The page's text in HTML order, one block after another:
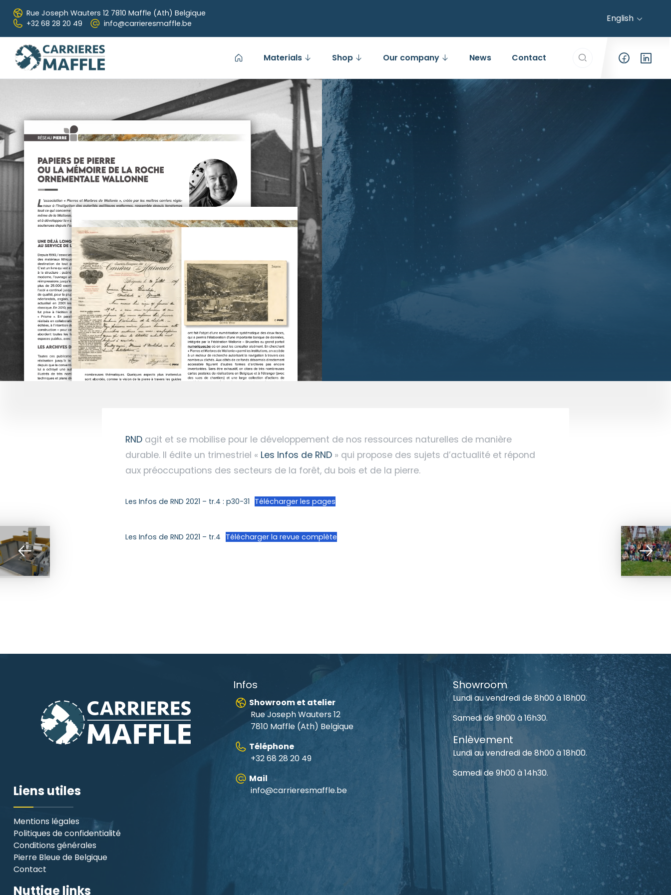
Skip to main content
Rue Joseph Wauters 12 7810 Maffle (Ath) Belgique
+32 68 28 20 49
info@carrieresmaffle.be English
Materials Shop Our company News Contact Search everything...
RNDagit et se mobilise pour le développement de nos ressources naturelles de manière
durable. Il édite un trimestriel « Les Infos de RND» qui propose des sujets d’actualité et répond
aux préoccupations des secteurs de la forêt, du bois et de la pierre.
Les Infos de RND 2021 – tr.4 : p30-31 Télécharger les pages
Les Infos de RND 2021 – tr.4 Télécharger la revue complète
Liens utiles
Mentions légales
Politiques de confidentialité
Conditions générales
Pierre Bleue de Belgique
Contact
Nuttige links
Infos
Showroom et atelier
Rue Joseph Wauters 12
7810 Maffle (Ath) Belgique
Téléphone
+32 68 28 20 49
Mail
info@carrieresmaffle.be
Showroom
Lundi au vendredi de 8h00 à 18h00.
Samedi de 9h00 à 16h30.
Enlèvement
Lundi au vendredi de 8h00 à 18h00.
Samedi de 9h00 à 14h30.